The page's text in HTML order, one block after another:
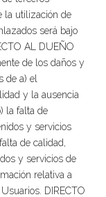
la utilización de
será bajo
AL DUEÑO
de los daños y
de a) el
y la ausencia
la falta de
y servicios
de calidad,
y servicios de
relativa a
DIRECTO